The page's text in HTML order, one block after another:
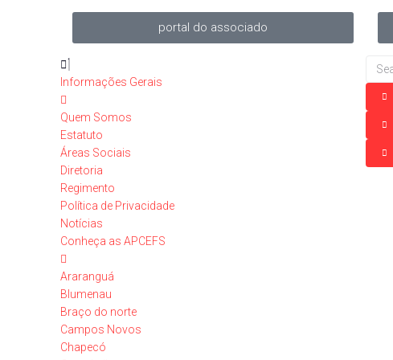
portal do associado
Informações Gerais
Quem Somos
Estatuto
Áreas Sociais
Diretoria
Regimento
Política de Privacidade
Notícias
Conheça as APCEFS
Araranguá
Blumenau
Braço do norte
Campos Novos
Chapecó